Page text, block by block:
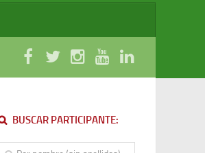
BUSCAR PARTICIPANTE: